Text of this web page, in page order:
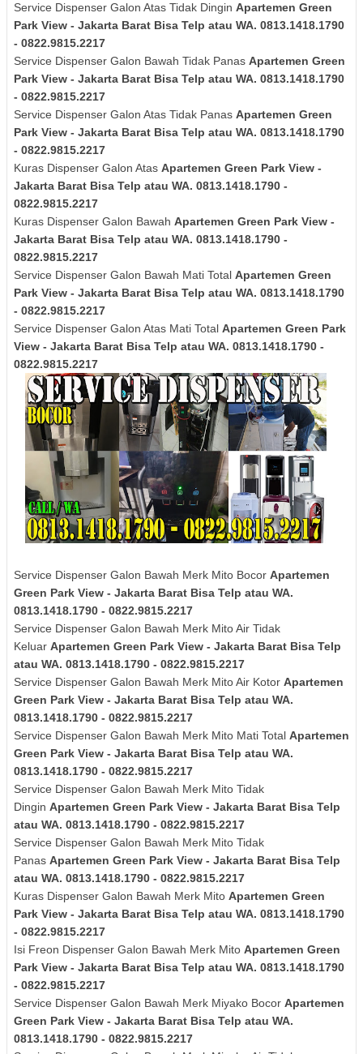
Service Dispenser Galon Atas Tidak Dingin Apartemen Green
Park View - Jakarta Barat Bisa Telp atau WA. 0813.1418.1790
- 0822.9815.2217
Service Dispenser Galon Bawah Tidak Panas Apartemen Green
Park View - Jakarta Barat Bisa Telp atau WA. 0813.1418.1790
- 0822.9815.2217
Service Dispenser Galon Atas Tidak Panas Apartemen Green
Park View - Jakarta Barat Bisa Telp atau WA. 0813.1418.1790
- 0822.9815.2217
Kuras Dispenser Galon Atas Apartemen Green Park View -
Jakarta Barat Bisa Telp atau WA. 0813.1418.1790 -
0822.9815.2217
Kuras Dispenser Galon Bawah Apartemen Green Park View -
Jakarta Barat Bisa Telp atau WA. 0813.1418.1790 -
0822.9815.2217
Service Dispenser Galon Bawah Mati Total Apartemen Green
Park View - Jakarta Barat Bisa Telp atau WA. 0813.1418.1790
- 0822.9815.2217
Service Dispenser Galon Atas Mati Total Apartemen Green Park
View - Jakarta Barat Bisa Telp atau WA. 0813.1418.1790 -
0822.9815.2217
Service Dispenser Galon Bawah Merk Mito Bocor Apartemen
Green Park View - Jakarta Barat Bisa Telp atau WA.
0813.1418.1790 - 0822.9815.2217
Service Dispenser Galon Bawah Merk Mito Air Tidak
Keluar Apartemen Green Park View - Jakarta Barat Bisa Telp
atau WA. 0813.1418.1790 - 0822.9815.2217
Service Dispenser Galon Bawah Merk Mito Air Kotor Apartemen
Green Park View - Jakarta Barat Bisa Telp atau WA.
0813.1418.1790 - 0822.9815.2217
Service Dispenser Galon Bawah Merk Mito Mati Total Apartemen
Green Park View - Jakarta Barat Bisa Telp atau WA.
0813.1418.1790 - 0822.9815.2217
Service Dispenser Galon Bawah Merk Mito Tidak
Dingin Apartemen Green Park View - Jakarta Barat Bisa Telp
atau WA. 0813.1418.1790 - 0822.9815.2217
Service Dispenser Galon Bawah Merk Mito Tidak
Panas Apartemen Green Park View - Jakarta Barat Bisa Telp
atau WA. 0813.1418.1790 - 0822.9815.2217
Kuras Dispenser Galon Bawah Merk Mito Apartemen Green
Park View - Jakarta Barat Bisa Telp atau WA. 0813.1418.1790
- 0822.9815.2217
Isi Freon Dispenser Galon Bawah Merk Mito Apartemen Green
Park View - Jakarta Barat Bisa Telp atau WA. 0813.1418.1790
- 0822.9815.2217
Service Dispenser Galon Bawah Merk Miyako Bocor Apartemen
Green Park View - Jakarta Barat Bisa Telp atau WA.
0813.1418.1790 - 0822.9815.2217